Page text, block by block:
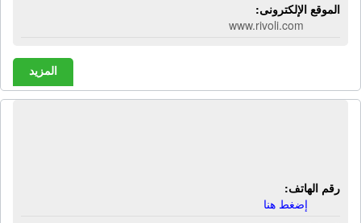
الموقع الإلكترونى:
www.rivoli.com
المزيد
رقم الهاتف:
إضغط هنا